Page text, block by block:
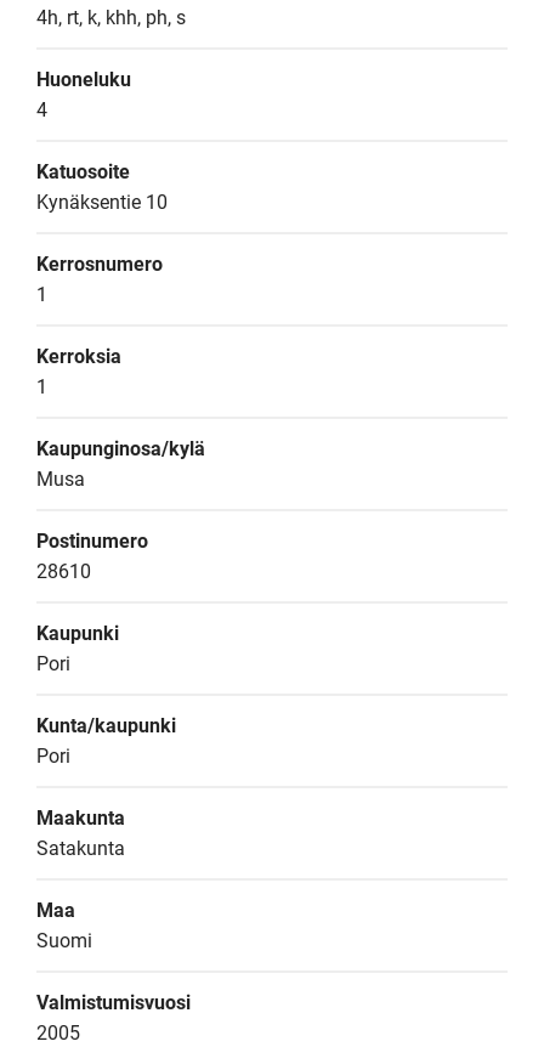
4h, rt, k, khh, ph, s
Huoneluku
4
Katuosoite
Kynäksentie 10
Kerrosnumero
1
Kerroksia
1
Kaupunginosa/kylä
Musa
Postinumero
28610
Kaupunki
Pori
Kunta/kaupunki
Pori
Maakunta
Satakunta
Maa
Suomi
Valmistumisvuosi
2005